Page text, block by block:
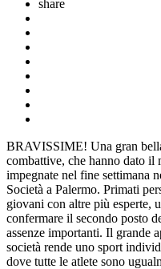
share
BRAVISSIME! Una gran
combattive, che hanno dato il
impegnate nel fine settimana
Società a Palermo. Primati
giovani con altre più esperte,
confermare il secondo posto
assenze importanti. Il grande
società rende uno sport
dove tutte le atlete sono